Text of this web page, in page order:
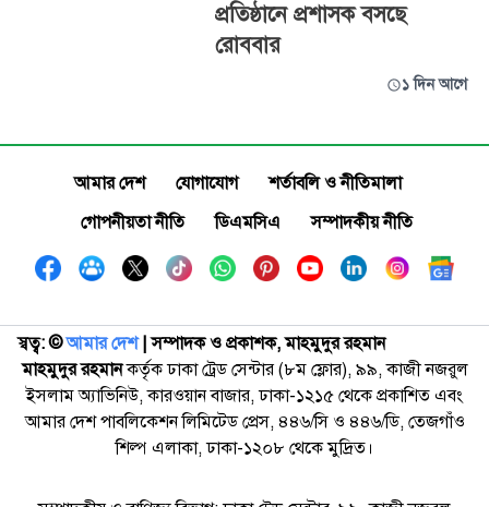
প্রতিষ্ঠানে প্রশাসক বসছে
রোববার
১ দিন আগে
আমার দেশ যোগাযোগ
শর্তাবলি ও নীতিমালা
গোপনীয়তা নীতি
ডিএমসিএ সম্পাদকীয় নীতি
স্বত্ব: ©️আমার দেশ| সম্পাদক ও প্রকাশক, মাহমুদুর রহমান
মাহমুদুর রহমানকর্তৃক ঢাকা ট্রেড সেন্টার (৮ম ফ্লোর), ৯৯, কাজী নজরুল
ইসলাম অ্যাভিনিউ, কারওয়ান বাজার, ঢাকা-১২১৫ থেকে প্রকাশিত এবং
আমার দেশ পাবলিকেশন লিমিটেড প্রেস, ৪৪৬/সি ও ৪৪৬/ডি, তেজগাঁও
শিল্প এলাকা, ঢাকা-১২০৮ থেকে মুদ্রিত।